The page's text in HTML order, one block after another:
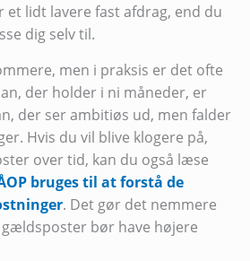
lidt lavere fast afdrag, end du
dig selv til.
men i praksis er det ofte
der holder i ni måneder, er
der ser ambitiøs ud, men falder
Hvis du vil blive klogere på,
over tid, kan du også læse
bruges til at forstå de
. Det gør det nemmere
bør have højere